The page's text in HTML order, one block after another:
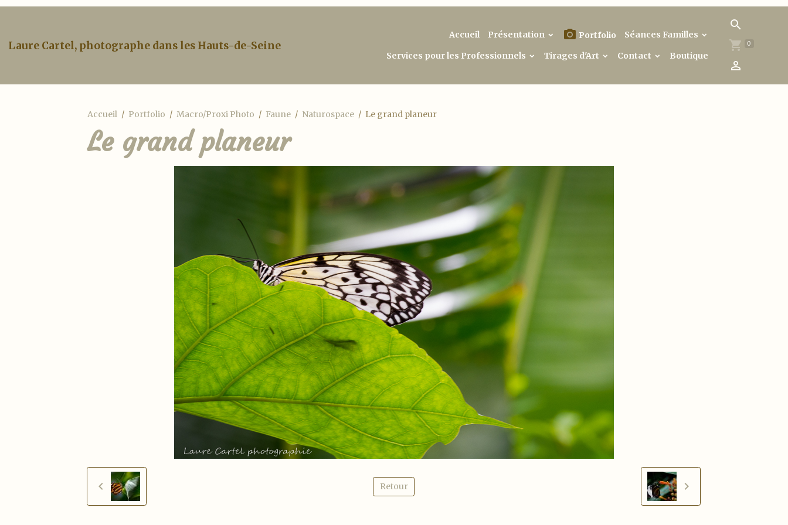
Laure Cartel, photographe dans les Hauts-de-Seine
Accueil Présentation Portfolio
Séances Familles
Services pour les Professionnels
Tirages d'Art Contact Boutique
0
Accueil Portfolio Macro/Proxi Photo Faune Naturospace Le grand planeur
Le grand planeur
Retour